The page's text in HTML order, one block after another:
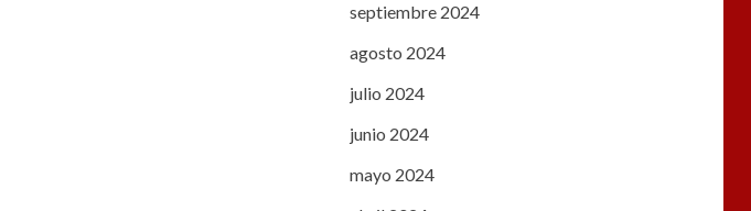
septiembre 2024
agosto 2024
julio 2024
junio 2024
mayo 2024